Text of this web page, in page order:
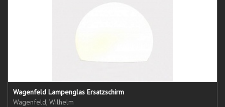
Wagenfeld Lampenglas Ersatzschirm
Wagenfeld, Wilhelm